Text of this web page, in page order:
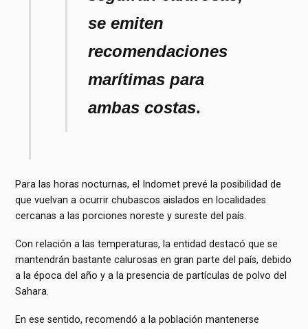
se emiten
recomendaciones
marítimas para
ambas costas.
Para las horas nocturnas, el Indomet prevé la posibilidad de
que vuelvan a ocurrir chubascos aislados en localidades
cercanas a las porciones noreste y sureste del país.
Con relación a las temperaturas, la entidad destacó que se
mantendrán bastante calurosas en gran parte del país, debido
a la época del año y a la presencia de partículas de polvo del
Sahara.
En ese sentido, recomendó a la población mantenerse